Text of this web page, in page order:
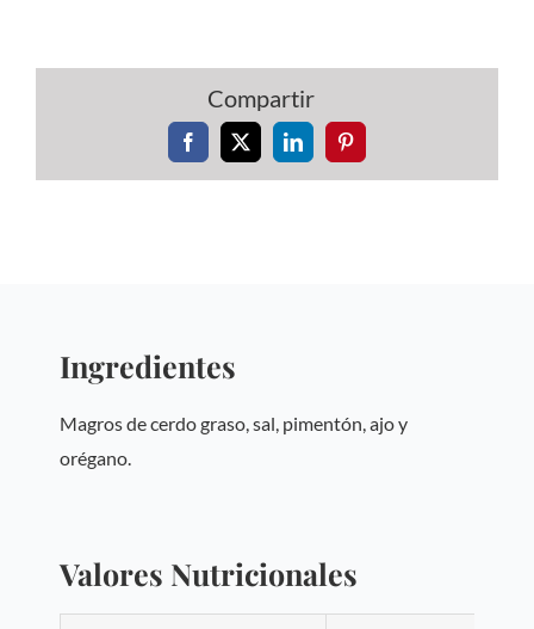
Compartir
Ingredientes
Magros de cerdo graso, sal, pimentón, ajo y
orégano.
Valores Nutricionales